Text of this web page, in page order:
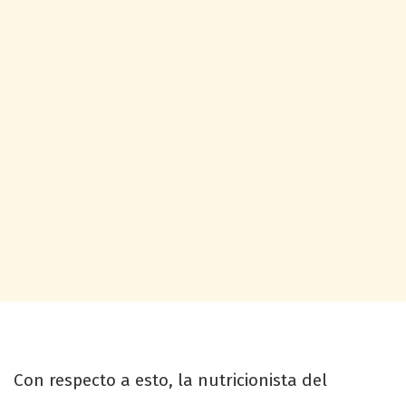
Con respecto a esto, la nutricionista del